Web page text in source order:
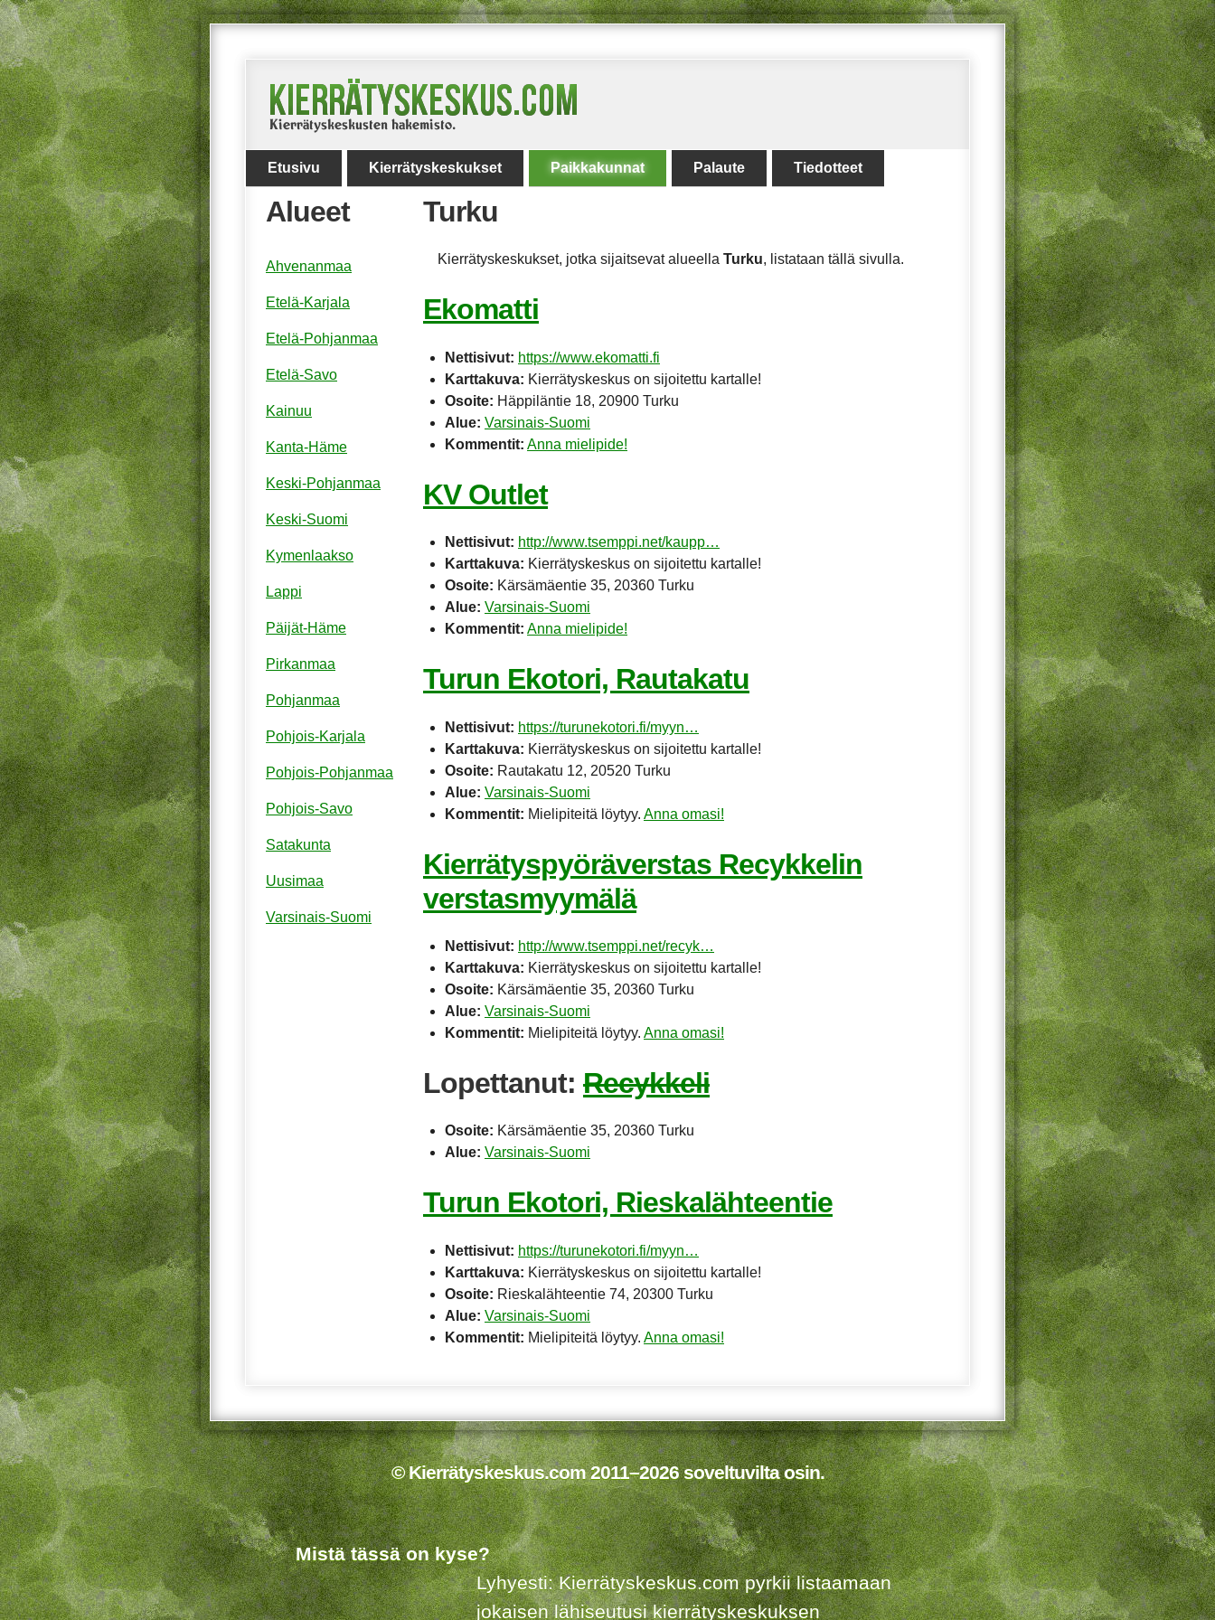
Etusivu Kierrätyskeskukset Paikkakunnat Palaute Tiedotteet
Turku
Kierrätyskeskukset, jotka sijaitsevat alueella Turku, listataan tällä sivulla.
Ekomatti
Nettisivut: https://www.ekomatti.fi
Karttakuva: Kierrätyskeskus on sijoitettu kartalle!
Osoite: Häppiläntie 18, 20900 Turku
Alue: Varsinais-Suomi
Kommentit: Anna mielipide!
KV Outlet
Nettisivut: http://www.tsemppi.net/kaupp…
Karttakuva: Kierrätyskeskus on sijoitettu kartalle!
Osoite: Kärsämäentie 35, 20360 Turku
Alue: Varsinais-Suomi
Kommentit: Anna mielipide!
Turun Ekotori, Rautakatu
Nettisivut: https://turunekotori.fi/myyn…
Karttakuva: Kierrätyskeskus on sijoitettu kartalle!
Osoite: Rautakatu 12, 20520 Turku
Alue: Varsinais-Suomi
Kommentit: Mielipiteitä löytyy. Anna omasi!
Kierrätyspyöräverstas Recykkelin
verstasmyymälä
Nettisivut: http://www.tsemppi.net/recyk…
Karttakuva: Kierrätyskeskus on sijoitettu kartalle!
Osoite: Kärsämäentie 35, 20360 Turku
Alue: Varsinais-Suomi
Kommentit: Mielipiteitä löytyy. Anna omasi!
Lopettanut: Recykkeli
Osoite: Kärsämäentie 35, 20360 Turku
Alue: Varsinais-Suomi
Turun Ekotori, Rieskalähteentie
Nettisivut: https://turunekotori.fi/myyn…
Karttakuva: Kierrätyskeskus on sijoitettu kartalle!
Osoite: Rieskalähteentie 74, 20300 Turku
Alue: Varsinais-Suomi
Kommentit: Mielipiteitä löytyy. Anna omasi!
Alueet
Ahvenanmaa
Etelä-Karjala
Etelä-Pohjanmaa
Etelä-Savo
Kainuu
Kanta-Häme
Keski-Pohjanmaa
Keski-Suomi
Kymenlaakso
Lappi
Päijät-Häme
Pirkanmaa
Pohjanmaa
Pohjois-Karjala
Pohjois-Pohjanmaa
Pohjois-Savo
Satakunta
Uusimaa
Varsinais-Suomi
© Kierrätyskeskus.com 2011–2026 soveltuvilta osin.
Mistä tässä on kyse?
Lyhyesti: Kierrätyskeskus.com pyrkii listaamaan
jokaisen lähiseutusi kierrätyskeskuksen